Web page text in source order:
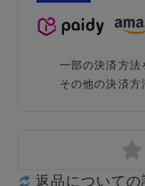
一部の決済方法
その他の決済方
返品についての